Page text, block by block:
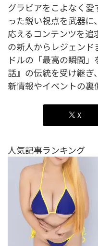
グラビアをこよなく
った鋭い視点を武器
応えるコンテンツを追
の新人からレジェンド
ドルの「最高の瞬間
話』の伝統を受け継
新情報やイベントの裏
X
人気記事ランキング